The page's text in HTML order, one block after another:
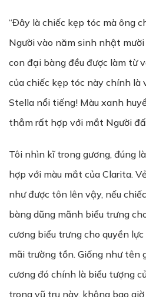
“Đây là chiếc kẹp tóc mà ông
Người vào năm sinh nhật
con đại bàng đều được làm từ
của chiếc kẹp tóc này chính là
Stella nổi tiếng! Màu xanh
thẳm rất hợp với mắt Người
Tôi nhìn kĩ trong gương, đúng
hợp với màu mắt của Clarita.
như được tôn lên vậy, nếu
bàng dũng mãnh biểu trưng
cương biểu trưng cho quyền
mãi trường tồn. Giống như tên
cương đó chính là biểu tượng
trong vũ trụ này, không bao